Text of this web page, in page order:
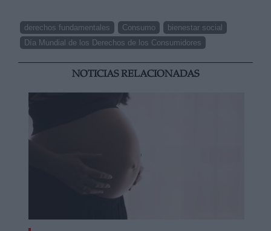
derechos fundamentales Consumo
bienestar social
Día Mundial de los Derechos de los Consumidores
NOTICIAS RELACIONADAS